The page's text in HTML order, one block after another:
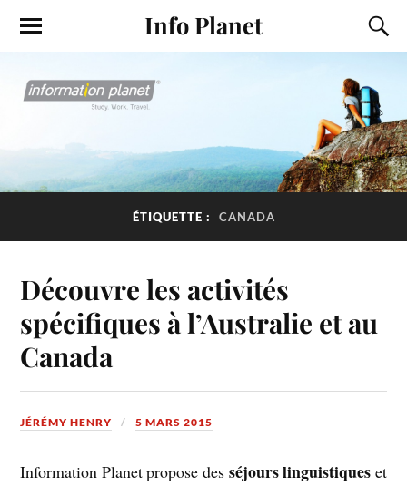
Info Planet
ÉTIQUETTE : CANADA
Découvre les activités
spécifiques à l’Australie et au
Canada
JÉRÉMY HENRY 5 MARS 2015
Information Planet propose des séjours linguistiques et